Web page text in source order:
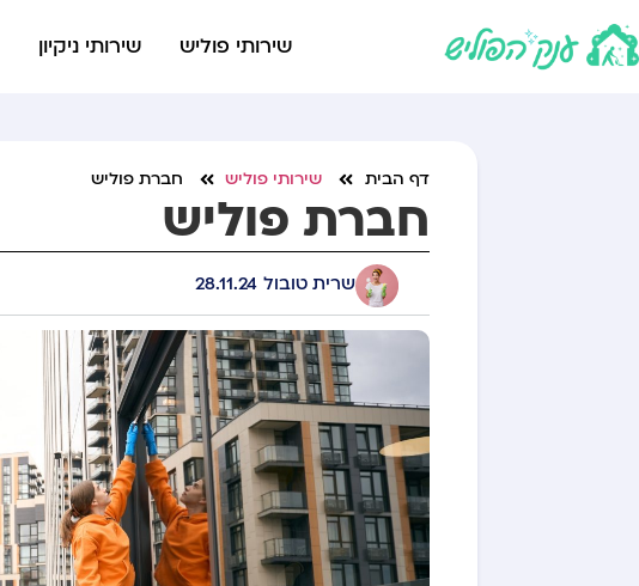
שירותי פוליש שירותי ניקיון
דף הבית שירותי פוליש חברת פוליש
חברת פוליש
שרית טובול 28.11.24